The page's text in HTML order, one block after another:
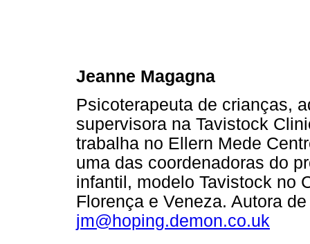
Jeanne Magagna
Psicoterapeuta de crianças,
supervisora na Tavistock
trabalha no Ellern Mede
uma das coordenadoras do
infantil, modelo Tavistock no
Florença e Veneza. Autora
jm@hoping.demon.co.uk